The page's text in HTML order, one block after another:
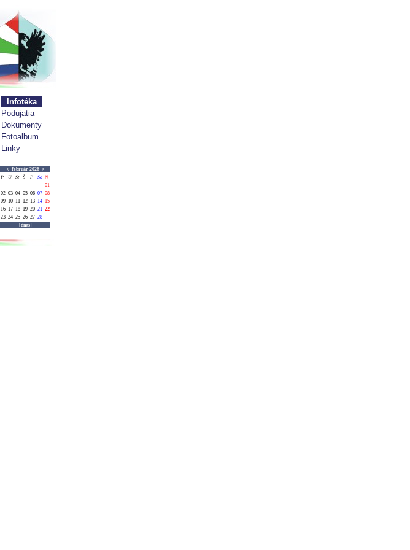
Infotéka
Podujatia
Dokumenty
Fotoalbum
Linky
< február 2026 >
P
U St Š P So N
01
02 03 04 05 06 07 08
09 10 11 12 13 14 15
16 17 18 19 20 21 22
23 24 25 26 27 28
[dnes]